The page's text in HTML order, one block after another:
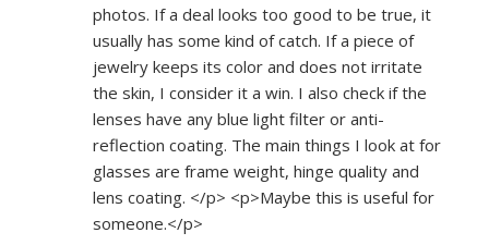
photos. If a deal looks too good to be true, it
usually has some kind of catch. If a piece of
jewelry keeps its color and does not irritate
the skin, I consider it a win. I also check if the
lenses have any blue light filter or anti-
reflection coating. The main things I look at for
glasses are frame weight, hinge quality and
lens coating. </p> <p>Maybe this is useful for
someone.</p>